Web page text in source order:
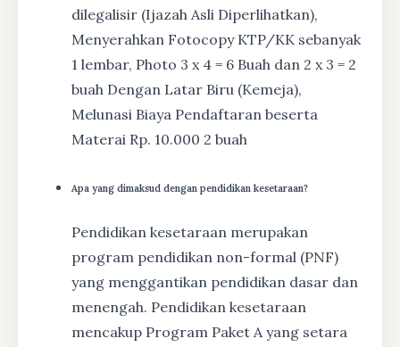
dilegalisir (Ijazah Asli Diperlihatkan),
Menyerahkan Fotocopy KTP/KK sebanyak
1 lembar, Photo 3 x 4 = 6 Buah dan 2 x 3 = 2
buah Dengan Latar Biru (Kemeja),
Melunasi Biaya Pendaftaran beserta
Materai Rp. 10.000 2 buah
Apa yang dimaksud dengan pendidikan kesetaraan?
Pendidikan kesetaraan merupakan
program pendidikan non-formal (PNF)
yang menggantikan pendidikan dasar dan
menengah. Pendidikan kesetaraan
mencakup Program Paket A yang setara